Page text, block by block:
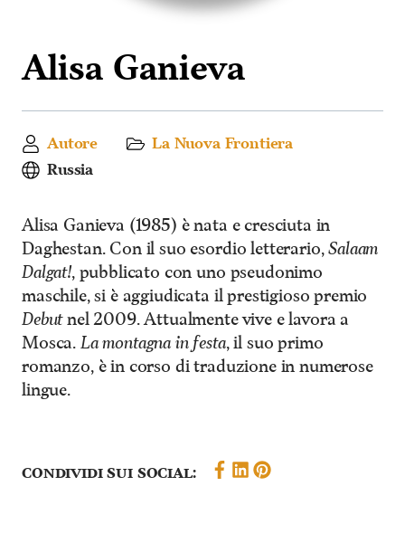
Alisa Ganieva
Autore
La Nuova Frontiera
Russia
Alisa Ganieva (1985) è nata e cresciuta in
Daghestan. Con il suo esordio letterario,Salaam
Dalgat!, pubblicato con uno pseudonimo
maschile, si è aggiudicata il prestigioso premio
Debutnel 2009. Attualmente vive e lavora a
Mosca. La montagna in festa, il suo primo
romanzo, è in corso di traduzione in numerose
lingue.
Condividi sui social: